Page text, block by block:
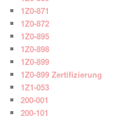
1Z0-871
1Z0-872
1Z0-895
1Z0-898
1Z0-899
1Z0-899 Zertifizierung
1Z1-053
200-001
200-101